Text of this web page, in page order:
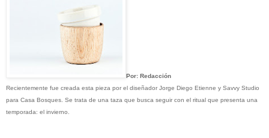
Por: Redacción
Recientemente fue creada esta pieza por el diseñador Jorge Diego Etienne y Savvy Studio
para Casa Bosques. Se trata de una taza que busca seguir con el ritual que presenta una
temporada: el invierno.